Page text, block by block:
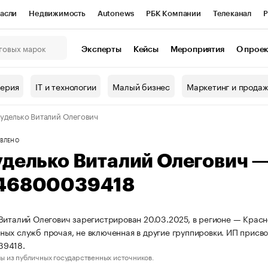
Недвижимость Autonews РБК Компании Телеканал
Проверка контрагентов
Эксперты Кейсы Мероприятия О
IT и технологии Малый бизнес Маркетинг и
Виталий Олегович
Виталий
Олегович зарегистрирован 20.03.2025, в регионе —
служб прочая, не включенная в другие группировки. ИП
из публичных государственных источников.